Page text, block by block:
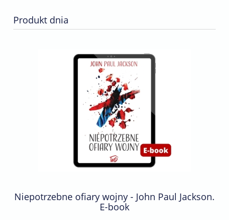
Produkt dnia
Niepotrzebne ofiary wojny - John Paul Jackson.
E-book